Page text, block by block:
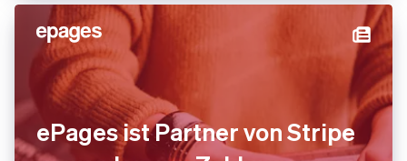
Wachstum
ePages ist Partner von Stripe